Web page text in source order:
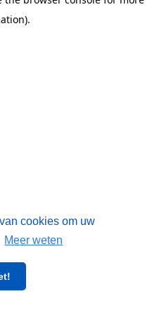
cookies om uw
Meer weten
.